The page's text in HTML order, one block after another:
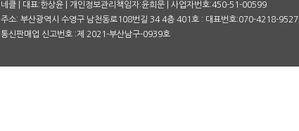
네클 | 대표:한상윤 | 개인정보관리책임자:윤희문 | 사업자번호:450-51-00599
주소: 부산광역시 수영구 남천동로108번길 34 4층 401호 : 대표번호:070-4218-9527
통신판매업 신고번호 :제 2021-부산남구-0939호